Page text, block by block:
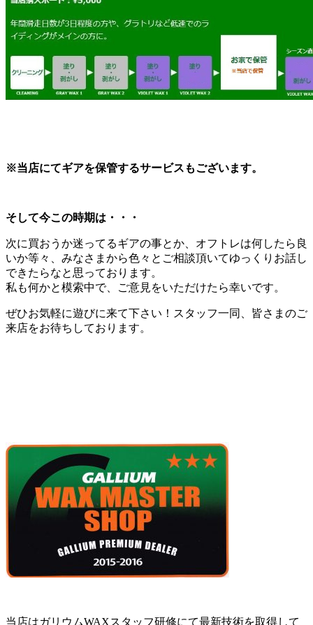
※当店にてギアを保管するサービスもございます。
そして今この時期は・・・
次に買おうか迷ってるギアの事とか、オフトレは何したら良
いか等々、みなさまから色々とご相談頂いてゆっくりお話し
できたらなと思っております。
私も何かと模索中で、ご意見をいただけたら幸いです。
ぜひお気軽に遊びに来て下さい！スタッフ一同、皆さまのご
来店をお待ちしております。
当店はガリウムWAXスタッフ研修にて最新技術を取得して